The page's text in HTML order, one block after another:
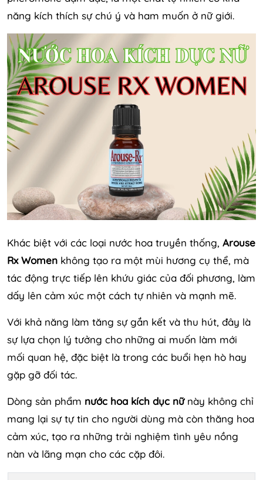
năng kích thích sự chú ý và ham muốn ở nữ giới.
Khác biệt với các loại nước hoa truyền thống, Arouse
Rx Women không tạo ra một mùi hương cụ thể, mà
tác động trực tiếp lên khứu giác của đối phương, làm
dấy lên cảm xúc một cách tự nhiên và mạnh mẽ.
Với khả năng làm tăng sự gắn kết và thu hút, đây là
sự lựa chọn lý tưởng cho những ai muốn làm mới
mối quan hệ, đặc biệt là trong các buổi hẹn hò hay
gặp gỡ đối tác.
Dòng sản phẩm nước hoa kích dục nữnày không chỉ
mang lại sự tự tin cho người dùng mà còn thăng hoa
cảm xúc, tạo ra những trải nghiệm tình yêu nồng
nàn và lãng mạn cho các cặp đôi.